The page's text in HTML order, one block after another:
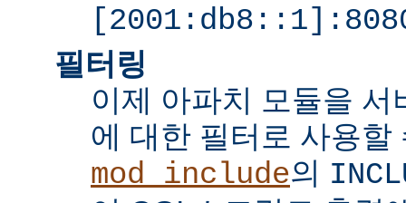
필터링
이제 아파치 모듈을
에 대한 필터로 사용할
mod_include의